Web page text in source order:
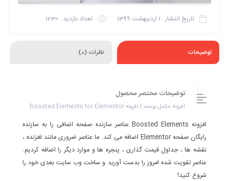
تاریخ انتشار : 1 اردیبهشت 1399 تعداد بازدید : 1230
توضیحات نظرات (0)
توضیحات مختصر محصول
افزونه مکمل بوستد | افزونه Boosted Elements for Elementor
افزونه Boosted Elements عناصر سازنده صفحه اضافی را به سازنده
رایگان صفحه Elementor اضافه می کند. ما عناصر ضروری مانند لغزنده ،
نقشه ها ، جداول قیمت گذاری ، پنجره ها و موارد دیگر را اضافه کردیم.
عناصر تقویت شده امروز را بدست آورید و ساخت وب سایت بعدی خود را
شروع کنید!